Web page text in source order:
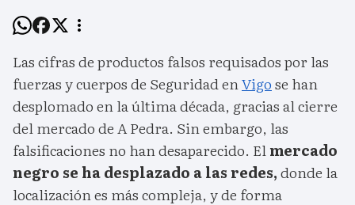
Las cifras de productos falsos requisados por las
fuerzas y cuerpos de Seguridad enVigose han
desplomado en la última década, gracias al cierre
del mercado de A Pedra. Sin embargo, las
falsificaciones no han desaparecido. Elmercado
negro se ha desplazado a las redes,donde la
localización es más compleja, y de forma